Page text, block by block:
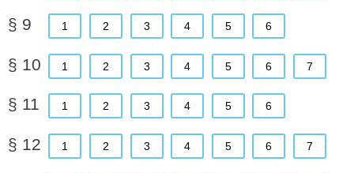
§ 9 1 2 3 4 5 6
§ 10 1 2 3 4 5 6 7
§ 11 1 2 3 4 5 6
§ 12 1 2 3 4 5 6 7